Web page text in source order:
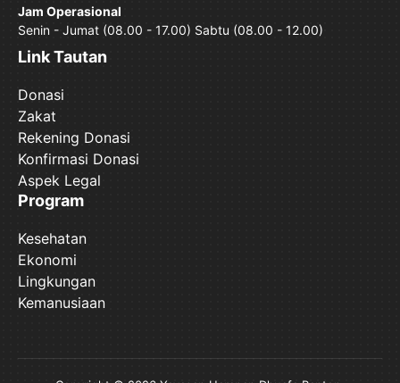
Jam Operasional
Senin - Jumat (08.00 - 17.00) Sabtu (08.00 - 12.00)
Link Tautan
Donasi
Zakat
Rekening Donasi
Konfirmasi Donasi
Aspek Legal
Program
Kesehatan
Ekonomi
Lingkungan
Kemanusiaan